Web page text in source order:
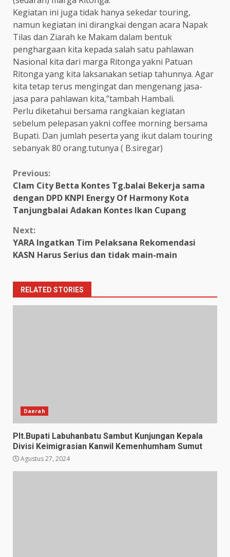
Kegiatan ini juga tidak hanya sekedar touring,
namun kegiatan ini dirangkai dengan acara Napak
Tilas dan Ziarah ke Makam dalam bentuk
penghargaan kita kepada salah satu pahlawan
Nasional kita dari marga Ritonga yakni Patuan
Ritonga yang kita laksanakan setiap tahunnya. Agar
kita tetap terus mengingat dan mengenang jasa-
jasa para pahlawan kita,”tambah Hambali.
Perlu diketahui bersama rangkaian kegiatan
sebelum pelepasan yakni coffee morning bersama
Bupati. Dan jumlah peserta yang ikut dalam touring
sebanyak 80 orang.tutunya ( B.siregar)
Continue
Reading
Previous:
Clam City Betta Kontes Tg.balai Bekerja sama
dengan DPD KNPI Energy Of Harmony Kota
Tanjungbalai Adakan Kontes Ikan Cupang
Next:
YARA Ingatkan Tim Pelaksana Rekomendasi
KASN Harus Serius dan tidak main-main
RELATED STORIES
Daerah
Plt.Bupati Labuhanbatu Sambut Kunjungan Kepala
Divisi Keimigrasian Kanwil Kemenhumham Sumut
Agustus 27, 2024